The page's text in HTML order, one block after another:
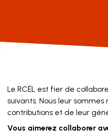
Le RCÉL est fier de
suivants. Nous leur
contributions et de leur
Vous aimerez collaborer